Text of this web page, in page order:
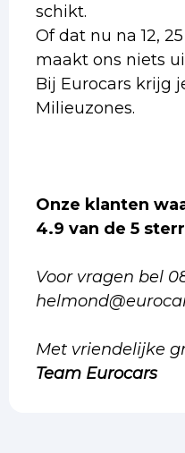
schikt.
Of dat nu na 12,
maakt ons niets
Bij Eurocars krijg
Milieuzones.
Onze klanten
4.9 van de 5
Voor vragen bel
Met vriendelijke
Team Eurocars